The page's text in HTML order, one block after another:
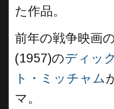
た作品。
前年の戦争映画
(1957)のディッ
ト・ミッチャム
マ。